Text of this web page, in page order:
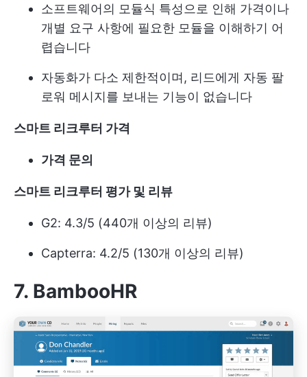
소프트웨어의 모듈식 특성으로 인해 가격이나
개별 요구 사항에 필요한 모듈을 이해하기 어
렵습니다
자동화가 다소 제한적이며, 리드에게 자동 팔
로워 메시지를 보내는 기능이 없습니다
스마트 리크루터 가격
가격 문의
스마트 리크루터 평가 및 리뷰
G2: 4.3/5 (440개 이상의 리뷰)
Capterra: 4.2/5 (130개 이상의 리뷰)
7. BambooHR